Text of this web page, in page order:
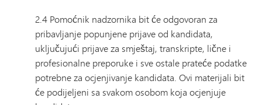
2.4 Pomoćnik nadzornika bit će odgovoran za
pribavljanje popunjene prijave od kandidata,
uključujući prijave za smještaj, transkripte, lične i
profesionalne preporuke i sve ostale prateće podatke
potrebne za ocjenjivanje kandidata. Ovi materijali bit
će podijeljeni sa svakom osobom koja ocjenjuje